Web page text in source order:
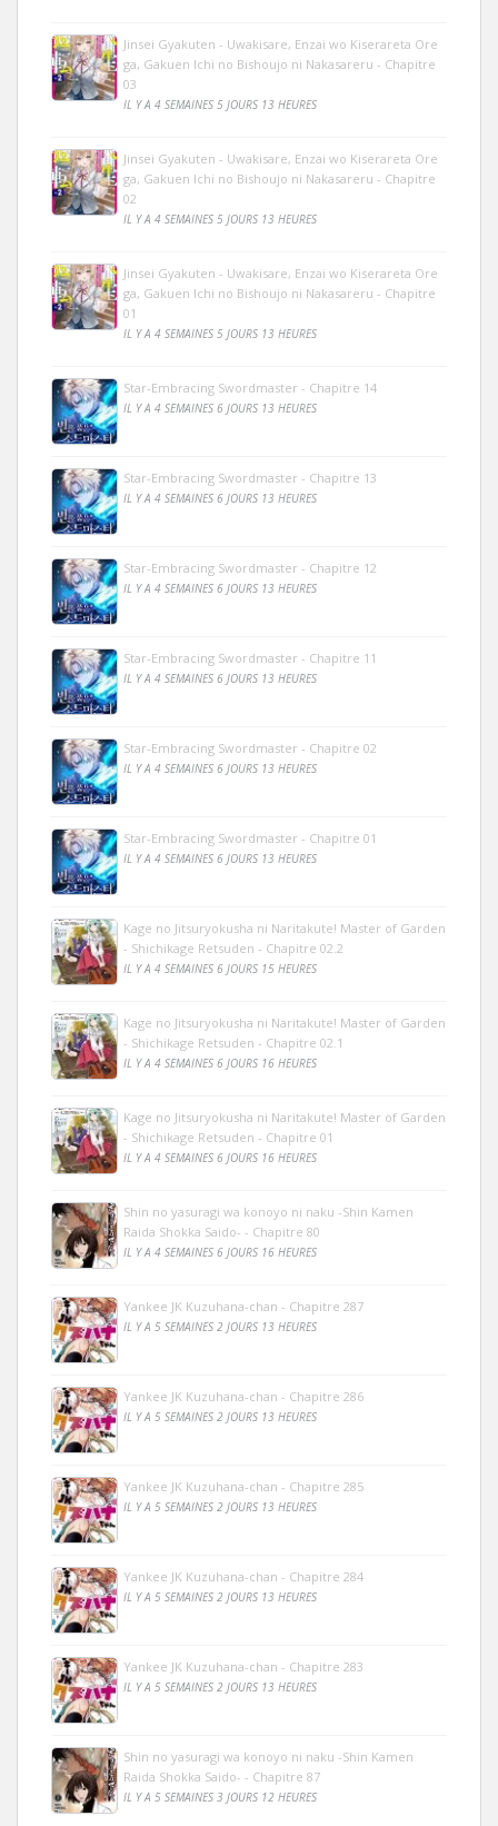
Jinsei Gyakuten - Uwakisare, Enzai wo Kiserareta Ore
ga, Gakuen Ichi no Bishoujo ni Nakasareru - Chapitre
03
IL Y A 4 SEMAINES 5 JOURS 13 HEURES
Jinsei Gyakuten - Uwakisare, Enzai wo Kiserareta Ore
ga, Gakuen Ichi no Bishoujo ni Nakasareru - Chapitre
02
IL Y A 4 SEMAINES 5 JOURS 13 HEURES
Jinsei Gyakuten - Uwakisare, Enzai wo Kiserareta Ore
ga, Gakuen Ichi no Bishoujo ni Nakasareru - Chapitre
01
IL Y A 4 SEMAINES 5 JOURS 13 HEURES
Star-Embracing Swordmaster - Chapitre 14
IL Y A 4 SEMAINES 6 JOURS 13 HEURES
Star-Embracing Swordmaster - Chapitre 13
IL Y A 4 SEMAINES 6 JOURS 13 HEURES
Star-Embracing Swordmaster - Chapitre 12
IL Y A 4 SEMAINES 6 JOURS 13 HEURES
Star-Embracing Swordmaster - Chapitre 11
IL Y A 4 SEMAINES 6 JOURS 13 HEURES
Star-Embracing Swordmaster - Chapitre 02
IL Y A 4 SEMAINES 6 JOURS 13 HEURES
Star-Embracing Swordmaster - Chapitre 01
IL Y A 4 SEMAINES 6 JOURS 13 HEURES
Kage no Jitsuryokusha ni Naritakute! Master of Garden
- Shichikage Retsuden - Chapitre 02.2
IL Y A 4 SEMAINES 6 JOURS 15 HEURES
Kage no Jitsuryokusha ni Naritakute! Master of Garden
- Shichikage Retsuden - Chapitre 02.1
IL Y A 4 SEMAINES 6 JOURS 16 HEURES
Kage no Jitsuryokusha ni Naritakute! Master of Garden
- Shichikage Retsuden - Chapitre 01
IL Y A 4 SEMAINES 6 JOURS 16 HEURES
Shin no yasuragi wa konoyo ni naku -Shin Kamen
Raida Shokka Saido- - Chapitre 80
IL Y A 4 SEMAINES 6 JOURS 16 HEURES
Yankee JK Kuzuhana-chan - Chapitre 287
IL Y A 5 SEMAINES 2 JOURS 13 HEURES
Yankee JK Kuzuhana-chan - Chapitre 286
IL Y A 5 SEMAINES 2 JOURS 13 HEURES
Yankee JK Kuzuhana-chan - Chapitre 285
IL Y A 5 SEMAINES 2 JOURS 13 HEURES
Yankee JK Kuzuhana-chan - Chapitre 284
IL Y A 5 SEMAINES 2 JOURS 13 HEURES
Yankee JK Kuzuhana-chan - Chapitre 283
IL Y A 5 SEMAINES 2 JOURS 13 HEURES
Shin no yasuragi wa konoyo ni naku -Shin Kamen
Raida Shokka Saido- - Chapitre 87
IL Y A 5 SEMAINES 3 JOURS 12 HEURES